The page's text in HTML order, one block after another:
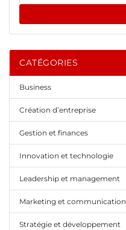
CATÉGORIES
Business
Création d’entreprise
Gestion et finances
Innovation et technologie
Leadership et management
Marketing et communication
Stratégie et développement